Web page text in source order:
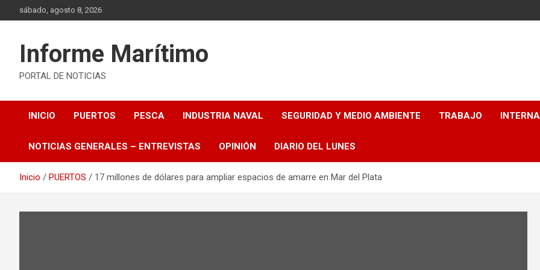
al
sábado, agosto 8, 2026
Informe Marítimo
PORTAL DE NOTICIAS
INICIO PUERTOS PESCA INDUSTRIA NAVAL SEGURIDAD Y MEDIO AMBIENTE TRABAJO
NOTICIAS GENERALES – ENTREVISTAS OPINIÓN DIARIO DEL LUNES
Inicio PUERTOS 17 millones de dólares para ampliar espacios de amarre en Mar del Plata